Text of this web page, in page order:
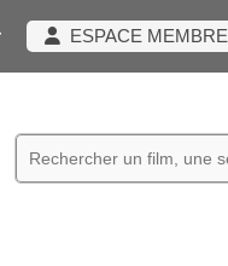
ESPACE MEMBRE